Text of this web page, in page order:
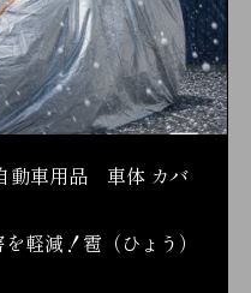
動車用品 車体 カバ
軽減！雹（ひょう）